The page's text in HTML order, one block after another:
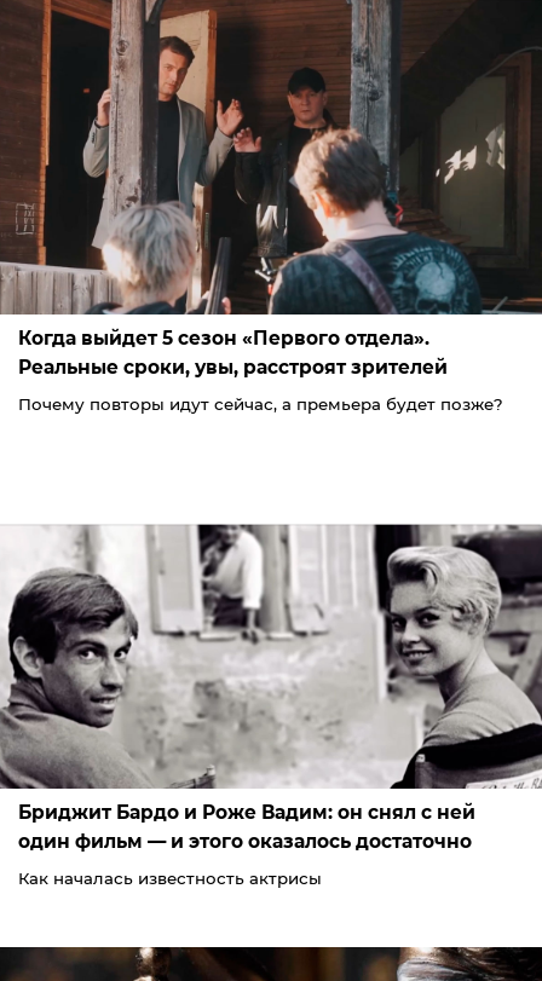
Когда выйдет 5 сезон «Первого отдела».
Реальные сроки, увы, расстроят зрителей
Почему повторы идут сейчас, а премьера будет позже?
Бриджит Бардо и Роже Вадим: он снял с ней
один фильм — и этого оказалось достаточно
Как началась известность актрисы